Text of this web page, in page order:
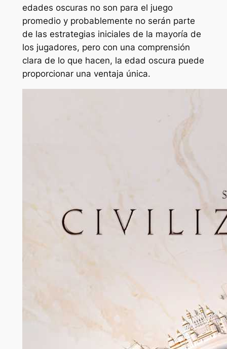
edades oscuras no son para el juego
promedio y probablemente no serán parte
de las estrategias iniciales de la mayoría de
los jugadores, pero con una comprensión
clara de lo que hacen, la edad oscura puede
proporcionar una ventaja única.